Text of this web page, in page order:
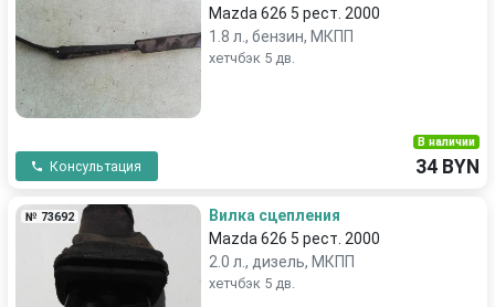
Mazda 626 5 рест. 2000
1.8 л., бензин, МКПП
хетчбэк 5 дв.
Консультация
В наличии
34 BYN
№ 73692
Вилка сцепления
Mazda 626 5 рест. 2000
2.0 л., дизель, МКПП
хетчбэк 5 дв.